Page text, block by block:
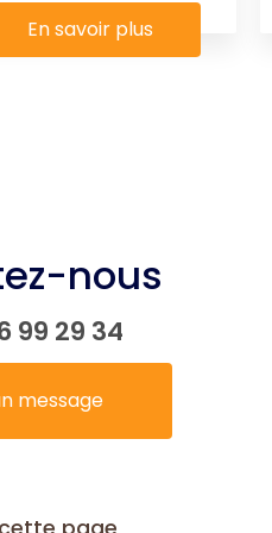
En savoir plus
nous
99 29 34
message